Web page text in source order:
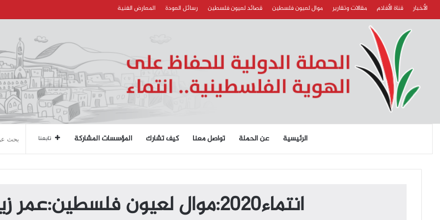
الأخبار قناة الأفلام مقالات وتقارير موال لعيون فلسطين قصائد لعيون فلسطين رسائل العودة المعارض الفنية
الرئيسية عن الحملة تواصل معنا كيف تشارك المؤسسات المشاركة تابعنا
انتماء2020:موال لعيون فلسطين:عمر زيداني:لبنان